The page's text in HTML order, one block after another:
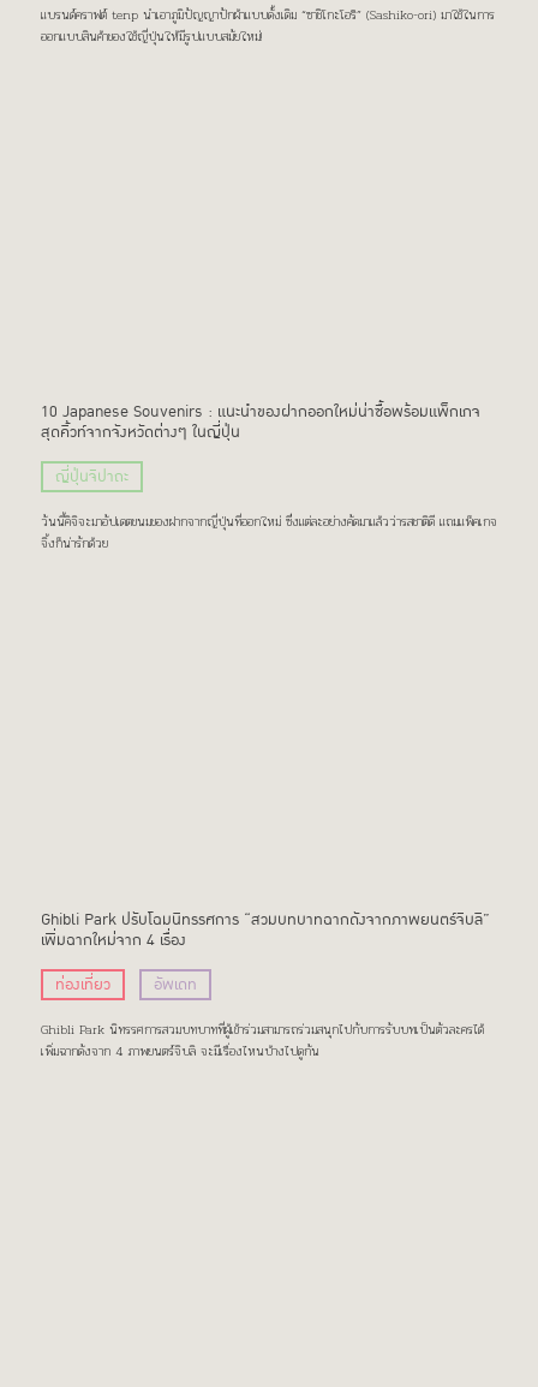
แบรนด์คราฟต์ tenp นำเอาภูมิปัญญาปักผ้าแบบดั้งเดิม “ซาชิโกะโอริ” (Sashiko-ori) มาใช้ในการ
ออกแบบสินค้าของใช้ญี่ปุ่นให้มีรูปแบบสมัยใหม่!
10 Japanese Souvenirs : แนะนำของฝากออกใหม่น่าซื้อพร้อมแพ็กเกจ
สุดคิ้วท์จากจังหวัดต่างๆ ในญี่ปุ่น
ญี่ปุ่นจิปาถะ
วันนี้คิจิจะมาอัปเดตขนมของฝากจากญี่ปุ่นที่ออกใหม่ ซึ่งแต่ละอย่างคัดมาแล้วว่ารสชาติดี แถมแพ็คเกจ
จิ้งก็น่ารักด้วย
Ghibli Park ปรับโฉมนิทรรศการ “สวมบทบาทฉากดังจากภาพยนตร์จิบลิ”
เพิ่มฉากใหม่จาก 4 เรื่อง
ท่องเที่ยว
อัพเดท
Ghibli Park นิทรรศการสวมบทบาทที่ผู้เข้าร่วมสามารถร่วมสนุกไปกับการรับบทเป็นตัวละครได้
เพิ่มฉากดังจาก 4 ภาพยนตร์จิบลิ จะมีเรื่องไหนบ้างไปดูกัน